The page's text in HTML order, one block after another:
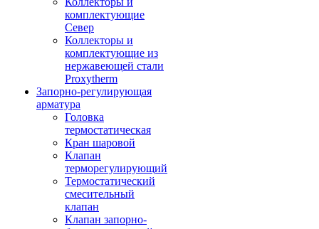
комплектующие
Север
Коллекторы и
комплектующие из
нержавеющей стали
Proxytherm
Запорно-регулирующая
арматура
Головка
термостатическая
Кран шаровой
Клапан
терморегулирующий
Термостатический
смесительный
клапан
Клапан запорно-